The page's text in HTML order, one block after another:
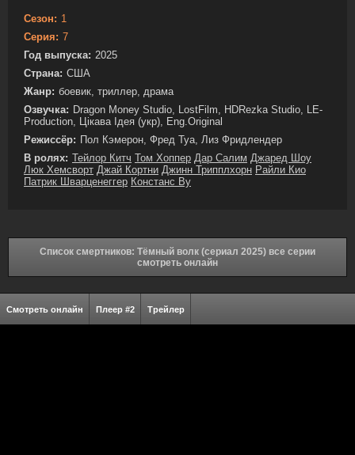
Сезон: 1
Серия: 7
Год выпуска: 2025
Страна: США
Жанр: боевик, триллер, драма
Озвучка: Dragon Money Studio, LostFilm, HDRezka Studio, LE-
Production, Цікава Ідея (укр), Eng.Original
Режиссёр: Пол Кэмерон, Фред Туа, Лиз Фридлендер
В ролях: Тейлор Китч Том Хоппер Дар Салим Джаред Шоу
Люк Хемсворт Джай Кортни Джинн Трипплхорн Райли Кио
Патрик Шварценеггер Констанс Ву
Список смертников: Тёмный волк (сериал 2025) все серии
смотреть онлайн
Смотреть онлайн Плеер #2 Трейлер